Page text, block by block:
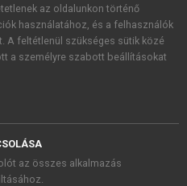
, valamint a szotar.netés a
foglaltakat
az oldalunkon történő
használatához, és a felhasználók
A feltétlenül szükséges sütik közé
a személyre szabott beállításokat
az összes alkalmazás